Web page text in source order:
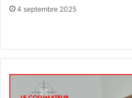
4 septembre 2025